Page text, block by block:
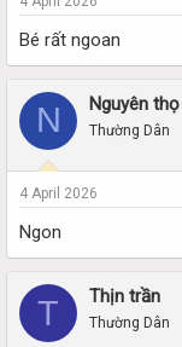
Bé rất ngoan
N Nguyên thọ
Thường Dân
4 April 2026
Ngon
T Thịn trần
Thường Dân